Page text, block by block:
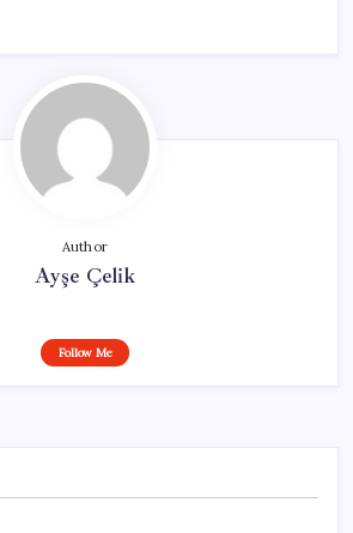
Author
Ayşe Çelik
Follow Me